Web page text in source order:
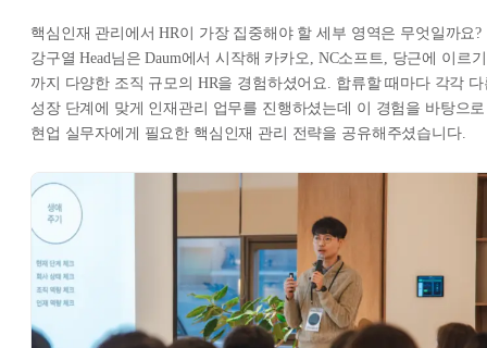
핵심인재 관리에서 HR이 가장 집중해야 할 세부 영역은 무엇일까요?
강구열 Head님은 Daum에서 시작해 카카오, NC소프트, 당근에 이르기
까지 다양한 조직 규모의 HR을 경험하셨어요. 합류할 때마다 각각 다
성장 단계에 맞게 인재관리 업무를 진행하셨는데 이 경험을 바탕으로
현업 실무자에게 필요한 핵심인재 관리 전략을 공유해주셨습니다.